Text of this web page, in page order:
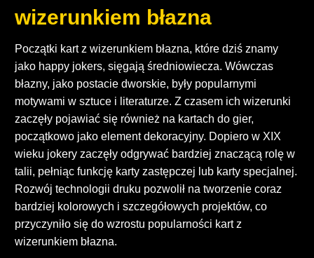
wizerunkiem błazna
Początki kart z wizerunkiem błazna, które dziś znamy
jako happy jokers, sięgają średniowiecza. Wówczas
błazny, jako postacie dworskie, były popularnymi
motywami w sztuce i literaturze. Z czasem ich wizerunki
zaczęły pojawiać się również na kartach do gier,
początkowo jako element dekoracyjny. Dopiero w XIX
wieku jokery zaczęły odgrywać bardziej znaczącą rolę w
talii, pełniąc funkcję karty zastępczej lub karty specjalnej.
Rozwój technologii druku pozwolił na tworzenie coraz
bardziej kolorowych i szczegółowych projektów, co
przyczyniło się do wzrostu popularności kart z
wizerunkiem błazna.